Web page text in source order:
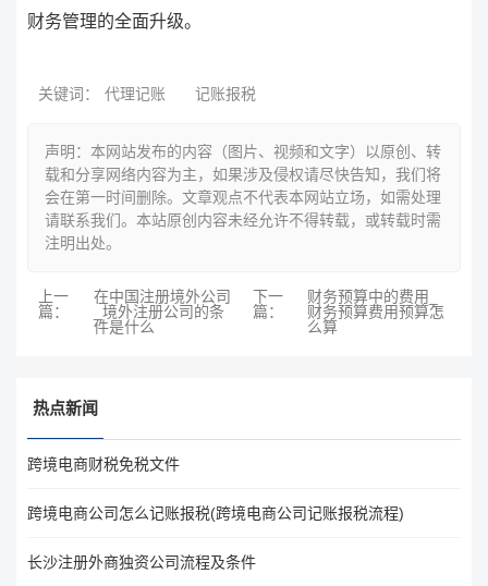
财务管理的全面升级。
关键词： 代理记账 记账报税
声明：本网站发布的内容（图片、视频和文字）以原创、转
载和分享网络内容为主，如果涉及侵权请尽快告知，我们将
会在第一时间删除。文章观点不代表本网站立场，如需处理
请联系我们。本站原创内容未经允许不得转载，或转载时需
注明出处。
上一
篇：
在中国注册境外公司
_境外注册公司的条
件是什么
下一
篇：
财务预算中的费用_
财务预算费用预算怎
么算
热点新闻
跨境电商财税免税文件
跨境电商公司怎么记账报税(跨境电商公司记账报税流程)
长沙注册外商独资公司流程及条件